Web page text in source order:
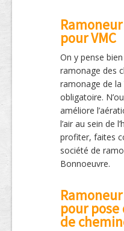
pour VMC
On y pense
ramonage des
ramonage de la
obligatoire.
améliore
l’air au sein de
profiter, faites
société de
Bonnoeuvre.
pour pose
de